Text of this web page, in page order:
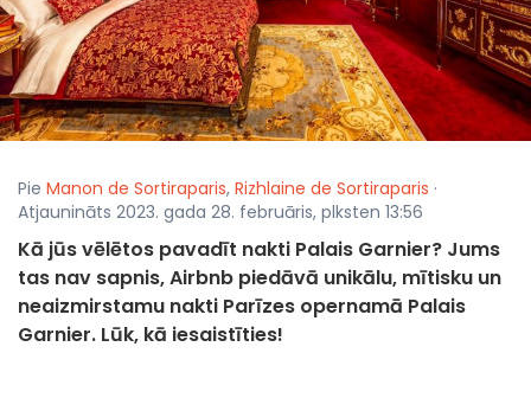
Pie Manon de Sortiraparis, Rizhlaine de Sortiraparis ·
Atjaunināts 2023. gada 28. februāris, plksten 13:56
Kā jūs vēlētos pavadīt nakti Palais Garnier? Jums
tas nav sapnis, Airbnb piedāvā unikālu, mītisku un
neaizmirstamu nakti Parīzes opernamā Palais
Garnier. Lūk, kā iesaistīties!